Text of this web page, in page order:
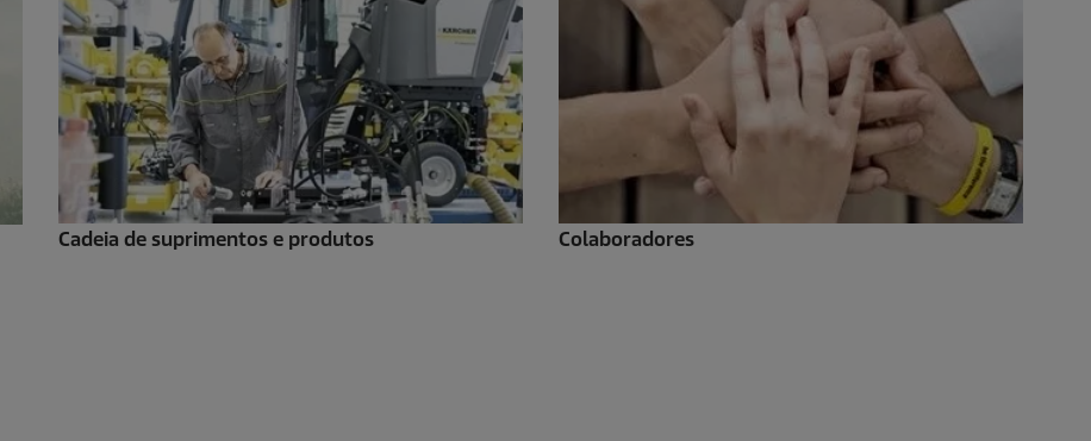
Cadeia de suprimentos e produtos Colaboradores